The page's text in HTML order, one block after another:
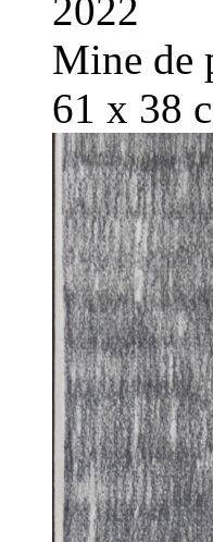
2022
Mine de
61 x 38